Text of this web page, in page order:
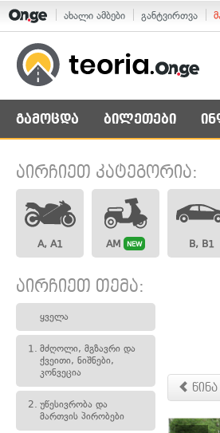
ახალი ამბები განტვირთვა
გამოცდა ბილეთები
აირჩიეთ კატეგორია:
A, A1 AM NEW B, B1
აირჩიეთ თემა:
ყველა
1. მძღოლი, მგზავრი და
ქვეითი, ნიშნები,
კონვეცია
2. უწესივრობა და
მართვის პირობები
წინა